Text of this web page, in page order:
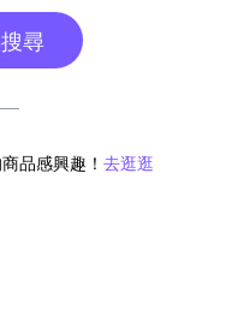
尋
品感興趣！ 去逛逛